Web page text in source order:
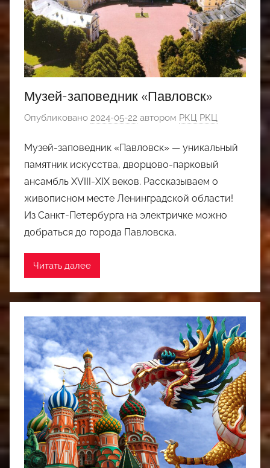
Музей-заповедник «Павловск»
Опубликовано 2024-05-22 автором РКЦ РКЦ
Музей-заповедник «Павловск» — уникальный
памятник искусства, дворцово-парковый
ансамбль XVIII-XIX веков. Рассказываем о
живописном месте Ленинградской области!
Из Санкт-Петербурга на электричке можно
добраться до города Павловска,
Читать далее